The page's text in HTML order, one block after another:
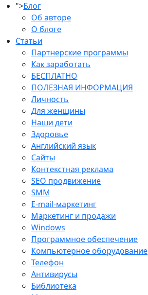
">Блог
Об авторе
О блоге
Статьи
Партнерские программы
Как заработать
БЕСПЛАТНО
ПОЛЕЗНАЯ ИНФОРМАЦИЯ
Личность
Для женщины
Наши дети
Здоровье
Английский язык
Сайты
Контекстная реклама
SEO продвижение
SMM
E-mail-маркетинг
Маркетинг и продажи
Windows
Программное обеспечение
Компьютерное оборудование
Телефон
Антивирусы
Библиотека